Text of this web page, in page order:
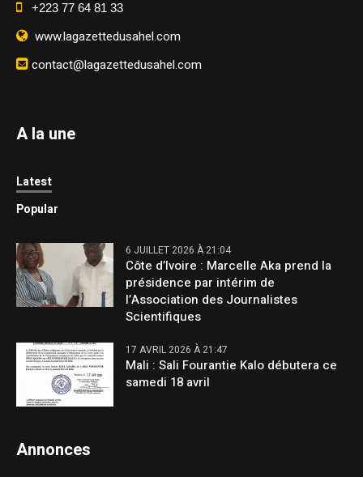
+223 77 64 81 33
www.lagazettedusahel.com
contact@lagazettedusahel.com
A la une
Latest
Popular
6 JUILLET 2026 À 21:04
Côte d’Ivoire : Marcelle Aka prend la
présidence par intérim de
l’Association des Journalistes
Scientifiques
17 AVRIL 2026 À 21:47
Mali : Sali Fourantie Kalo débutera ce
samedi 18 avril
Annonces